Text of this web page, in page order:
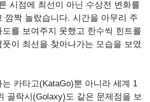
시점에 최선이 아닌 수상전 변화를
깜짝 놀랐습니다. 시간을 아무리 주
를 보여주지 못했고 한수씩 힌트를
이 최선을 찾아나가는 모습을 보였
카타고(KataGo)뿐 아니라 세계 1
골락시(Golaxy)도 같은 문제점을 보